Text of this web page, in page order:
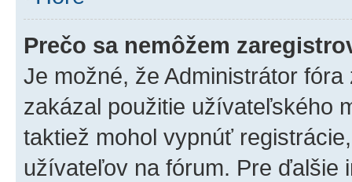
Prečo sa nemôžem
Je možné, že Administrátor
zakázal použitie užívateľského
taktiež mohol vypnúť
užívateľov na fórum. Pre ďalšie